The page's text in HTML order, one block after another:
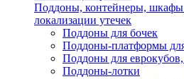
Поддоны, контейнеры, шкафы
локализации утечек
Поддоны для бочек
Поддоны-платформы
Поддоны для
Поддоны-лотки